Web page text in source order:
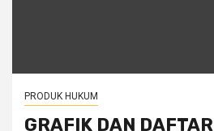
PRODUK HUKUM
GRAFIK DAN DAFTAR